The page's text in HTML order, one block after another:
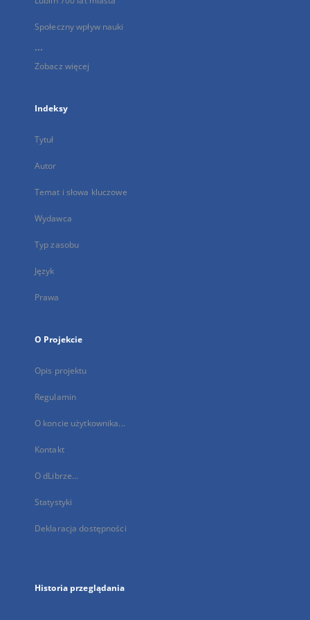
Społeczny wpływ nauki
...
Zobacz więcej
Indeksy
Tytuł
Autor
Temat i słowa kluczowe
Wydawca
Typ zasobu
Język
Prawa
O Projekcie
Opis projektu
Regulamin
O koncie użytkownika...
Kontakt
O dLibrze...
Statystyki
Deklaracja dostępności
Historia przeglądania